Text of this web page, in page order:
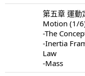
第五章 運動
Motion (1/
-The
-Inertia
Law
-Mass